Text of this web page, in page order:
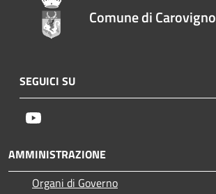
Comune di Carovigno
SEGUICI SU
AMMINISTRAZIONE
Organi di Governo